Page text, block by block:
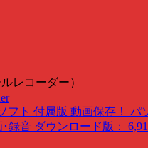
レコーダー）
フト 付属版 動画保存！ パ
･録音 ダウンロード版：